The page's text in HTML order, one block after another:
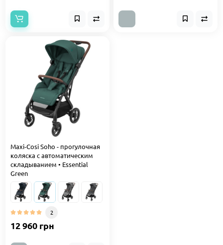
Maxi-Cosi Soho - прогулочная
коляска с автоматическим
складыванием • Essential
Green
2
12 960 грн